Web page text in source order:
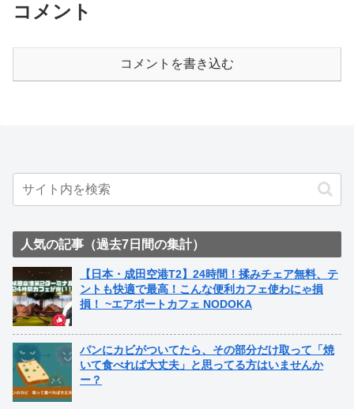
コメント
コメントを書き込む
人気の記事（過去7日間の集計）
【日本・成田空港T2】24時間！揉みチェア無料、テ
ントも快適で最高！こんな便利カフェ使わにゃ損
損！ ~エアポートカフェ NODOKA
パンにカビがついてたら、その部分だけ取って「焼
いて食べれば大丈夫」と思ってる方はいませんか
ー？